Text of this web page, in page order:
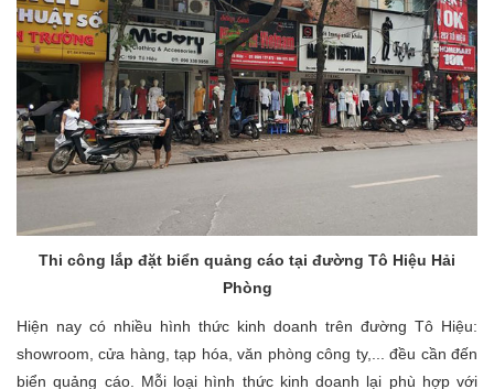
Thi công lắp đặt biển quảng cáo tại đường Tô Hiệu Hải
Phòng
Hiện nay có nhiều hình thức kinh doanh trên đường Tô Hiệu:
showroom, cửa hàng, tạp hóa, văn phòng công ty,... đều cần đến
biển quảng cáo. Mỗi loại hình thức kinh doanh lại phù hợp với